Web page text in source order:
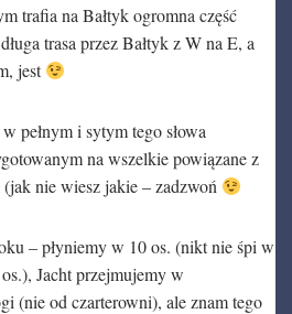
trafia na Bałtyk ogromna część
trasa przez Bałtyk z W na E, a
jest
pełnym i sytym tego słowa
na wszelkie powiązane z
nie wiesz jakie – zadzwoń
– płyniemy w 10 os. (nikt nie śpi w
Jacht przejmujemy w
(nie od czarterowni), ale znam tego